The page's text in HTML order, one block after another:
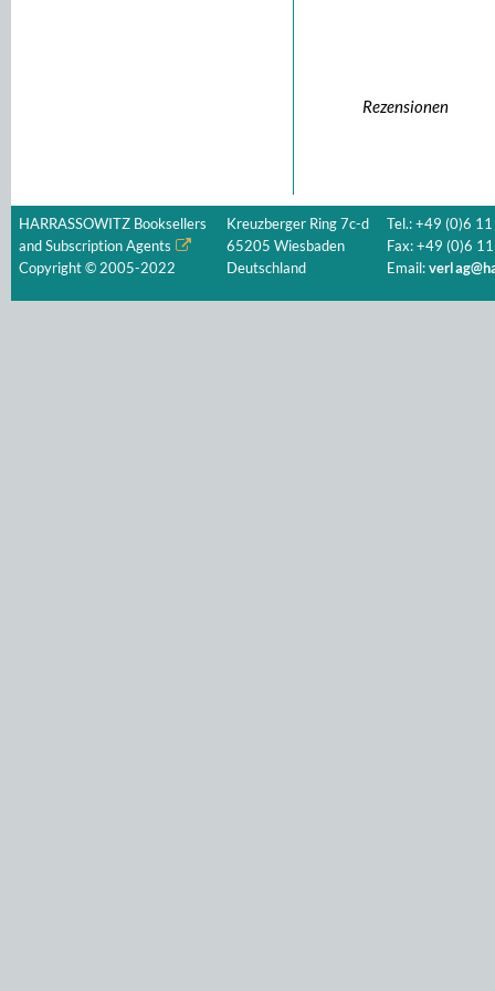
Rezensionen
HARRASSOWITZ Booksellers
and Subscription Agents
Copyright © 2005-2022
Kreuzberger Ring 7c-d
65205 Wiesbaden
Deutschland
Tel.: +49 (0)6
Fax: +49 (0)6
Email: